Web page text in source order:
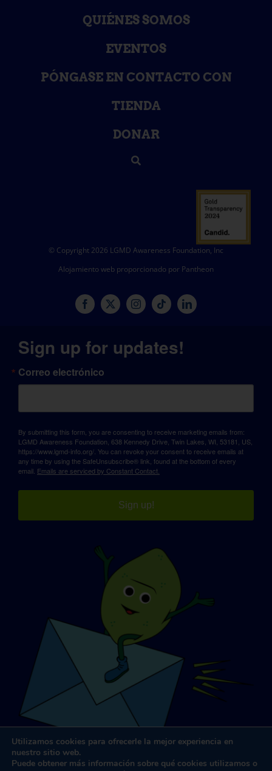
QUIÉNES SOMOS
EVENTOS
PÓNGASE EN CONTACTO CON
TIENDA
DONAR
© Copyright 2026 LGMD Awareness Foundation, Inc
Alojamiento web proporcionado por Pantheon
Sign up for updates!
Correo electrónico
By submitting this form, you are consenting to receive marketing emails from:
LGMD Awareness Foundation, 638 Kennedy Drive, Twin Lakes, WI, 53181, US,
https://www.lgmd-info.org/. You can revoke your consent to receive emails at
any time by using the SafeUnsubscribe® link, found at the bottom of every
email. Emails are serviced by Constant Contact.
Sign up!
Utilizamos cookies para ofrecerle la mejor experiencia en
nuestro sitio web.
Puede obtener más información sobre qué cookies utilizamos o